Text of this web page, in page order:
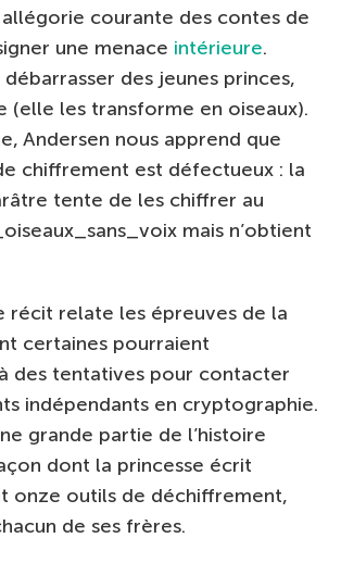
courante des contes de
une menace intérieure.
des jeunes princes,
(elle les transforme en oiseaux).
Andersen nous apprend que
chiffrement est défectueux : la
tente de les chiffrer au
mais n’obtient
récit relate les épreuves de la
certaines pourraient
des tentatives pour contacter
indépendants en cryptographie.
grande partie de l’histoire
dont la princesse écrit
onze outils de déchiffrement,
de ses frères.